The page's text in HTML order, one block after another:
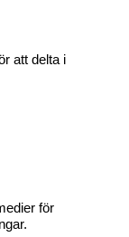
att delta i
för